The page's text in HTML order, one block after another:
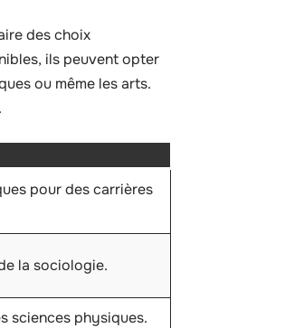
des choix
ils peuvent opter
ou même les arts.
pour des carrières
la sociologie.
sciences physiques.